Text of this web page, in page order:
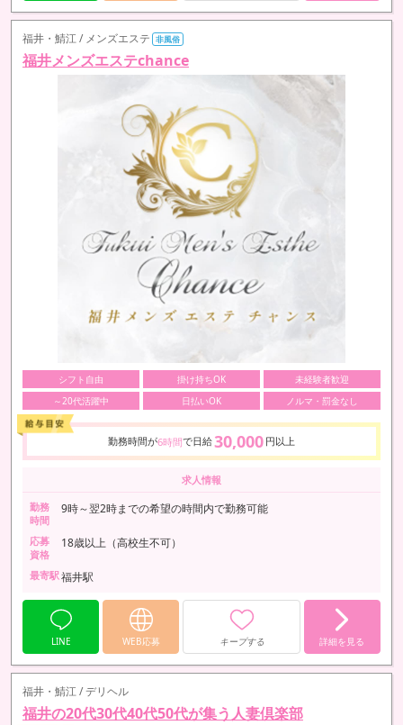
福井・鯖江 / メンズエステ 非風俗
福井メンズエステchance
シフト自由 掛け持ちOK
未経験者歓迎
～20代活躍中
日払いOK ノルマ・罰金なし
勤務時間が6時間で日給30,000 円以上
求人情報
勤務
時間
9時～翌2時までの希望の時間内で勤務可能
応募
資格
18歳以上（高校生不可）
最寄駅福井駅
LINE WEB応募 キープする 詳細を見る
福井・鯖江 / デリヘル
福井の20代30代40代50代が集う人妻倶楽部